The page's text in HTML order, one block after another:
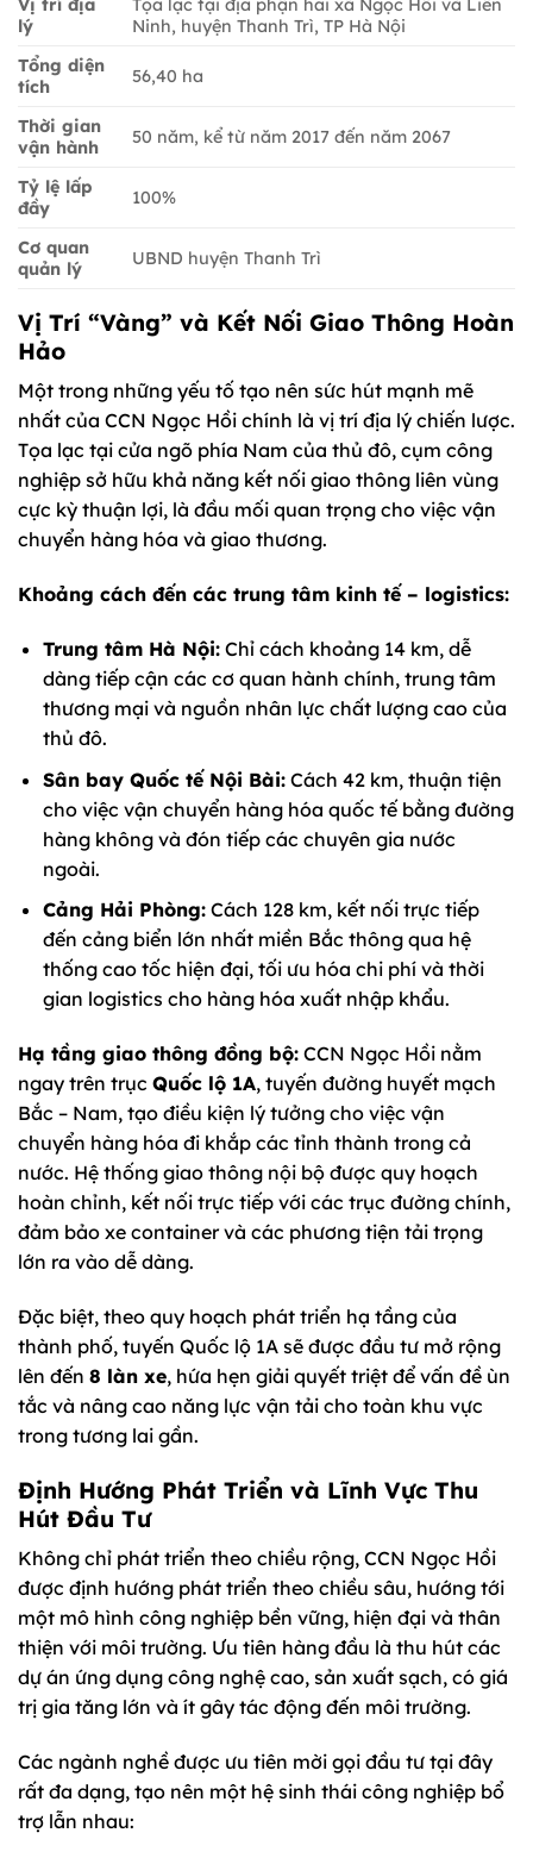
Vị trí địa
lý
Tọa lạc tại địa phận hai xã Ngọc Hồi và Liên
Ninh, huyện Thanh Trì, TP Hà Nội
Tổng diện
tích
56,40 ha
Thời gian
vận hành
50 năm, kể từ năm 2017 đến năm 2067
Tỷ lệ lấp
đầy
100%
Cơ quan
quản lý
UBND huyện Thanh Trì
Vị Trí “Vàng” và Kết Nối Giao Thông Hoàn
Hảo
Một trong những yếu tố tạo nên sức hút mạnh mẽ
nhất của CCN Ngọc Hồi chính là vị trí địa lý chiến lược.
Tọa lạc tại cửa ngõ phía Nam của thủ đô, cụm công
nghiệp sở hữu khả năng kết nối giao thông liên vùng
cực kỳ thuận lợi, là đầu mối quan trọng cho việc vận
chuyển hàng hóa và giao thương.
Khoảng cách đến các trung tâm kinh tế – logistics:
Trung tâm Hà Nội:Chỉ cách khoảng 14 km, dễ
dàng tiếp cận các cơ quan hành chính, trung tâm
thương mại và nguồn nhân lực chất lượng cao của
thủ đô.
Sân bay Quốc tế Nội Bài:Cách 42 km, thuận tiện
cho việc vận chuyển hàng hóa quốc tế bằng đường
hàng không và đón tiếp các chuyên gia nước
ngoài.
Cảng Hải Phòng:Cách 128 km, kết nối trực tiếp
đến cảng biển lớn nhất miền Bắc thông qua hệ
thống cao tốc hiện đại, tối ưu hóa chi phí và thời
gian logistics cho hàng hóa xuất nhập khẩu.
Hạ tầng giao thông đồng bộ: CCN Ngọc Hồi nằm
ngay trên trục Quốc lộ 1A, tuyến đường huyết mạch
Bắc – Nam, tạo điều kiện lý tưởng cho việc vận
chuyển hàng hóa đi khắp các tỉnh thành trong cả
nước. Hệ thống giao thông nội bộ được quy hoạch
hoàn chỉnh, kết nối trực tiếp với các trục đường chính,
đảm bảo xe container và các phương tiện tải trọng
lớn ra vào dễ dàng.
Đặc biệt, theo quy hoạch phát triển hạ tầng của
thành phố, tuyến Quốc lộ 1A sẽ được đầu tư mở rộng
lên đến 8 làn xe, hứa hẹn giải quyết triệt để vấn đề ùn
tắc và nâng cao năng lực vận tải cho toàn khu vực
trong tương lai gần.
Định Hướng Phát Triển và Lĩnh Vực Thu
Hút Đầu Tư
Không chỉ phát triển theo chiều rộng, CCN Ngọc Hồi
được định hướng phát triển theo chiều sâu, hướng tới
một mô hình công nghiệp bền vững, hiện đại và thân
thiện với môi trường. Ưu tiên hàng đầu là thu hút các
dự án ứng dụng công nghệ cao, sản xuất sạch, có giá
trị gia tăng lớn và ít gây tác động đến môi trường.
Các ngành nghề được ưu tiên mời gọi đầu tư tại đây
rất đa dạng, tạo nên một hệ sinh thái công nghiệp bổ
trợ lẫn nhau: